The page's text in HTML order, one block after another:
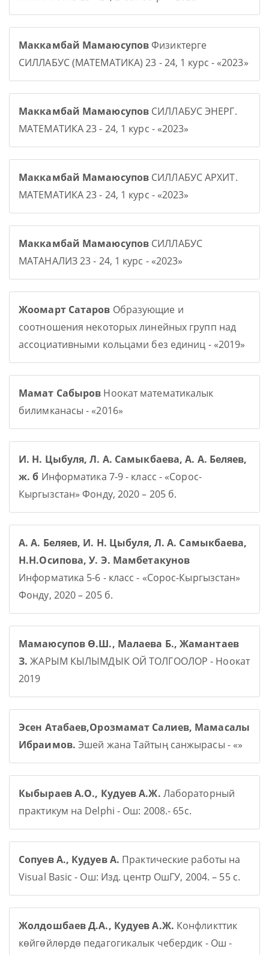
Маккамбай МамаюсуповФизиктерге
СИЛЛАБУС (МАТЕМАТИКА) 23 - 24, 1 курс - «2023»
Маккамбай Мамаюсупов СИЛЛАБУС ЭНЕРГ.
МАТЕМАТИКА 23 - 24, 1 курс - «2023»
Маккамбай Мамаюсупов СИЛЛАБУС АРХИТ.
МАТЕМАТИКА 23 - 24, 1 курс - «2023»
Маккамбай Мамаюсупов СИЛЛАБУС
МАТАНАЛИЗ 23 - 24, 1 курс - «2023»
Жоомарт Сатаров Образующие и
соотношения некоторых линейных групп над
ассоциативными кольцами без единиц - «2019»
Мамат Сабыров Ноокат математикалык
билимканасы - «2016»
И. Н. Цыбуля, Л. А. Самыкбаева, А. А. Беляев,
ж. б Информатика 7-9 - класс - «Сорос-
Кыргызстан» Фонду, 2020 – 205 б.
А. А. Беляев, И. Н. Цыбуля, Л. А. Самыкбаева,
Н.Н.Осипова, У. Э. Мамбетакунов
Информатика 5-6 - класс - «Сорос-Кыргызстан»
Фонду, 2020 – 205 б.
Мамаюсупов Ө.Ш., Малаева Б., Жамантаев
З. ЖАРЫМ КЫЛЫМДЫК ОЙ ТОЛГООЛОР - Ноокат
2019
Эсен Атабаев,Орозмамат Салиев, Мамасалы
Ибраимов. Эшей жана Тайтың санжырасы - «»
Кыбыраев А.О., Кудуев А.Ж. Лабораторный
практикум на Delphi - Ош: 2008.- 65с.
Сопуев А., Кудуев А. Практические работы на
Visual Basic - Ош: Изд. центр ОшГУ, 2004. – 55 с.
Жолдошбаев Д.А., Кудуев А.Ж. Конфликттик
көйгөйлөрдө педагогикалык чебердик - Ош -